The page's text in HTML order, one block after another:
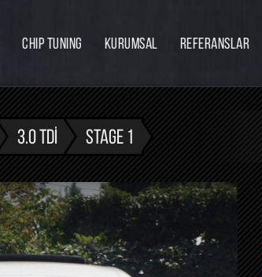
CHIP TUNING KURUMSAL
İnsan Kaynakları
REFERANSLAR
3.0 TDI STAGE 1